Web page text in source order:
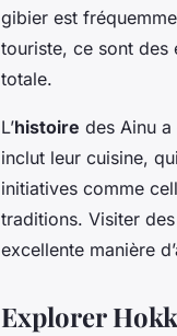
gibier est
touriste, ce sont des
totale.
L’histoire des Ainu
inclut leur cuisine,
initiatives comme
traditions. Visiter des
excellente manière
Explorer